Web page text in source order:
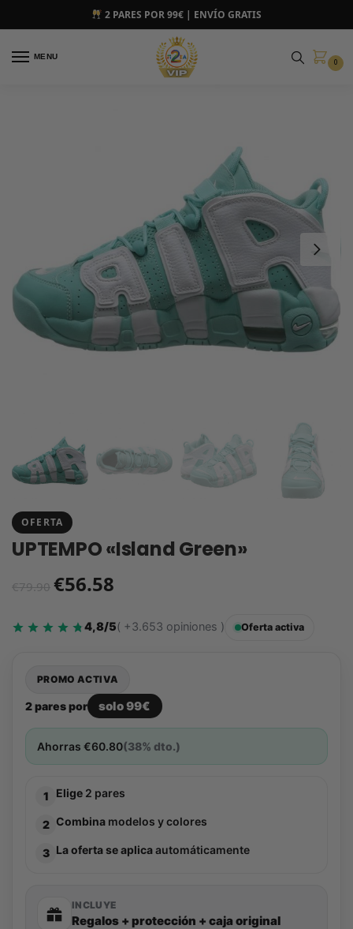
2 PARES POR 99€ | ENVÍO GRATIS
MENU
0
OFERTA
UPTEMPO «Island Green»
€79.90 €56.58
4,8/5( +3.653 opiniones ) Oferta activa
PROMO ACTIVA
2 pares por solo 99€
Ahorras €60.80(38% dto.)
1 Elige 2 pares
2 Combina modelos y colores
3 La oferta se aplicaautomáticamente
INCLUYE
Regalos + protección + caja original